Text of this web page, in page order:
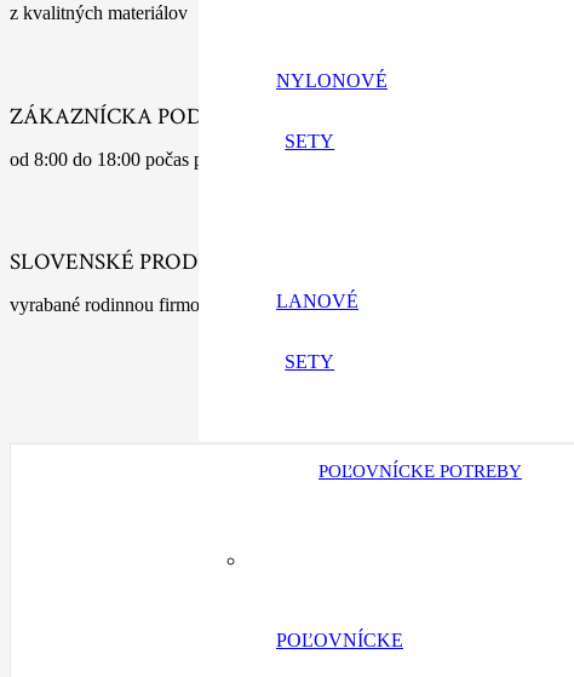
NYLONOVÉ
SETY
LANOVÉ
SETY
POĽOVNÍCKE POTREBY
POĽOVNÍCKE
z kvalitných materiálov
ZÁKAZNÍCKA PODPORA
od 8:00 do 18:00 počas pracovných dní
SLOVENSKÉ PRODUKTY
vyrabané rodinnou firmou s tradíciou